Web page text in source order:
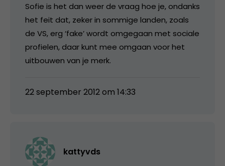
Sofie is het dan weer de vraag hoe je, ondanks
het feit dat, zeker in sommige landen, zoals
de VS, erg ‘fake’ wordt omgegaan met sociale
profielen, daar kunt mee omgaan voor het
uitbouwen van je merk.
22 september 2012 om 14:33
kattyvds